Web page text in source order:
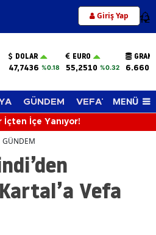
Giriş Yap 12
DOLAR
47,7436 %0.18
EURO
55,2510 %0.32
GÜNDEM VEFAT EDENLER
MENÜ
İçe Yanıyor!
GÜNDEM
Vefa